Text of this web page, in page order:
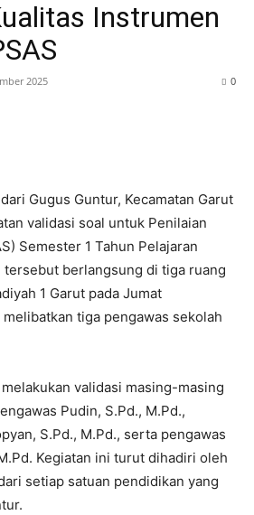
Instrumen
2025 0
Gugus Guntur, Kecamatan Garut
validasi soal untuk Penilaian
Semester 1 Tahun Pelajaran
tersebut berlangsung di tiga ruang
1 Garut pada Jumat
melibatkan tiga pengawas sekolah
validasi masing-masing
Pudin, S.Pd., M.Pd.,
S.Pd., M.Pd., serta pengawas
Kegiatan ini turut dihadiri oleh
setiap satuan pendidikan yang